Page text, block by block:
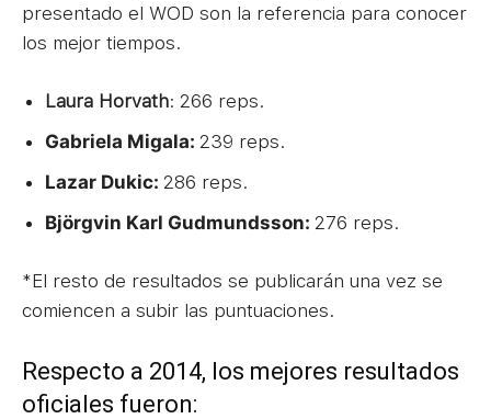
presentado el WOD son la referencia para conocer
los mejor tiempos.
Laura Horvath: 266 reps.
Gabriela Migala: 239 reps.
Lazar Dukic: 286 reps.
Björgvin Karl Gudmundsson: 276 reps.
*El resto de resultados se publicarán una vez se
comiencen a subir las puntuaciones.
Respecto a 2014, los mejores resultados
oficiales fueron: